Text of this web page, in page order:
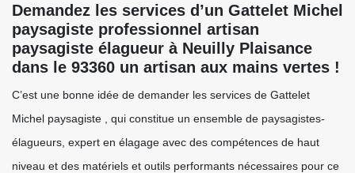
Demandez les services d’un Gattelet Michel
paysagiste professionnel artisan
paysagiste élagueur à Neuilly Plaisance
dans le 93360 un artisan aux mains vertes !
C’est une bonne idée de demander les services de Gattelet
Michel paysagiste , qui constitue un ensemble de paysagistes-
élagueurs, expert en élagage avec des compétences de haut
niveau et des matériels et outils performants nécessaires pour ce